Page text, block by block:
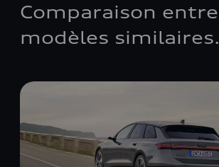
Comparaison entre
modèles similaires.